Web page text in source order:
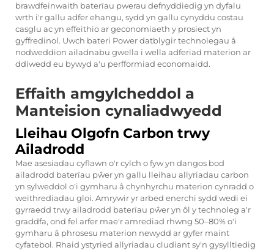
brawdfeinwaith baterïau pwerau defnyddiedig yn dyfalu
wrth i'r gallu adfer ehangu, sydd yn gallu cynyddu costau
casglu ac yn effeithio ar geconomiaeth y prosiect yn
gyffredinol. Uwch bateri Powerdatblygir technolegau â
nodweddion ailadnabu gwella i wella adferiad materion ar
ddiwedd eu bywyd a'u perfformiad economaidd.
Effaith amgylcheddol a
Manteision cynaliadwyedd
Lleihau Olgofn Carbon trwy
Ailadrodd
Mae asesiadau cyflawn o'r cylch o fyw yn dangos bod
ailadrodd baterïau pŵer yn gallu lleihau allyriadau carbon
yn sylweddol o'i gymharu â chynhyrchu materion cynradd o
weithrediadau gloi. Amrywir yr arbed enerchi sydd wedi ei
gyrraedd trwy ailadrodd baterïau pŵer yn ôl y technoleg a'r
graddfa, ond fel arfer mae'r amrediad rhwng 50–80% o'i
gymharu â phrosesu materion newydd ar gyfer maint
cyfatebol. Rhaid ystyried allyriadau cludiant sy'n gysylltiedig